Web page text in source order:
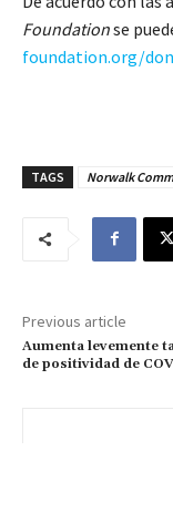
Foundationse
foundation.org/
TAGS Norwalk
Previous article
Aumenta levemente
de positividad de